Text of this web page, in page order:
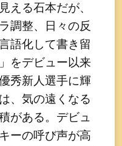
える石本だが、
調整、日々の反
語化して書き留
をデビュー以来
秀新人選手に輝
、気の遠くなる
がある。デビュ
ーの呼び声が高